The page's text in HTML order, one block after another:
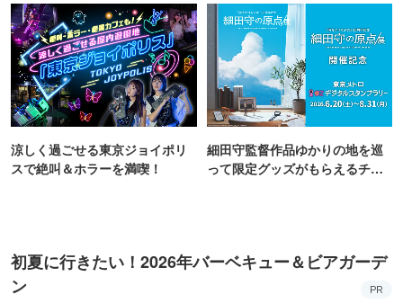
涼しく過ごせる東京ジョイポリ
スで絶叫＆ホラーを満喫！
細田守監督作品ゆかりの地を巡
って限定グッズがもらえるチャ
初夏に行きたい！2026年バーベキュー＆ビアガーデ
ン
PR